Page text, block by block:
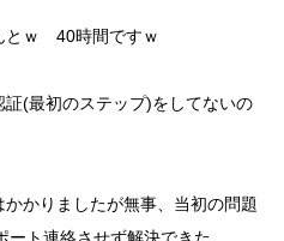
とｗ 40時間ですｗ
(最初のステップ)をしてないの
かりましたが無事、当初の問題